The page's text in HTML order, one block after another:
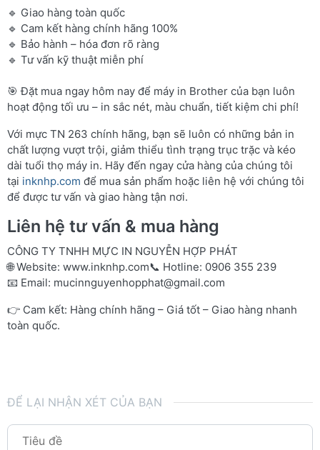
🔹 Giao hàng toàn quốc
🔹 Cam kết hàng chính hãng 100%
🔹 Bảo hành – hóa đơn rõ ràng
🔹 Tư vấn kỹ thuật miễn phí
🎯 Đặt mua ngay hôm nay để máy in Brother của bạn luôn
hoạt động tối ưu – in sắc nét, màu chuẩn, tiết kiệm chi phí!
Với mực TN 263 chính hãng, bạn sẽ luôn có những bản in
chất lượng vượt trội, giảm thiểu tình trạng trục trặc và kéo
dài tuổi thọ máy in. Hãy đến ngay cửa hàng của chúng tôi
tại inknhp.com để mua sản phẩm hoặc liên hệ với chúng tôi
để được tư vấn và giao hàng tận nơi.
Liên hệ tư vấn & mua hàng
CÔNG TY TNHH MỰC IN NGUYỄN HỢP PHÁT
🌐 Website: www.inknhp.com📞 Hotline: 0906 355 239
📧 Email: mucinnguyenhopphat@gmail.com
👉 Cam kết: Hàng chính hãng – Giá tốt – Giao hàng nhanh
toàn quốc.
ĐỂ LẠI NHẬN XÉT CỦA BẠN